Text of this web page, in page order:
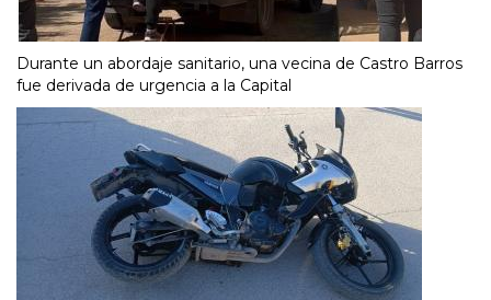
Durante un abordaje sanitario, una vecina de Castro Barros
fue derivada de urgencia a la Capital